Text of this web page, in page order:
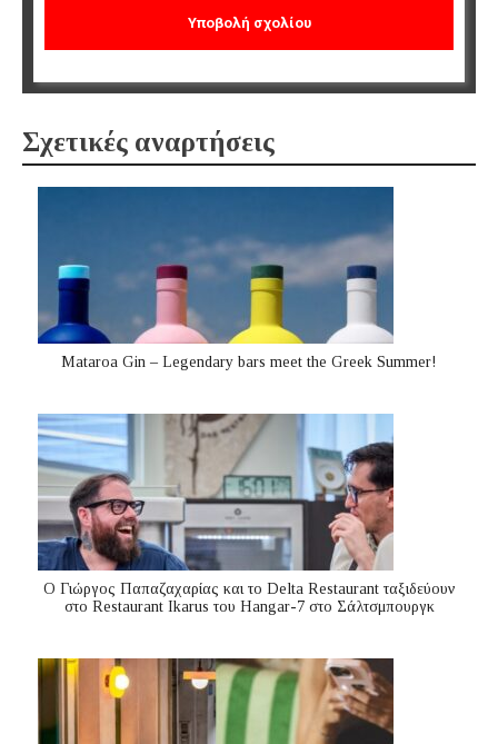
Σχετικές αναρτήσεις
Mataroa Gin – Legendary bars meet the Greek Summer!
Ο Γιώργος Παπαζαχαρίας και το Delta Restaurant ταξιδεύουν
στο Restaurant Ikarus του Hangar-7 στο Σάλτσμπουργκ